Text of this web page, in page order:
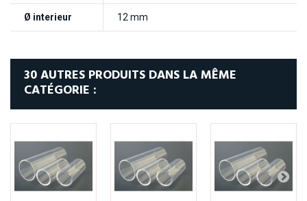
Ø interieur 12 mm
30 AUTRES PRODUITS DANS LA MÊME
CATÉGORIE :